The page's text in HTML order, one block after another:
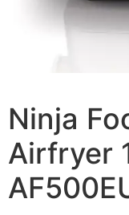
Ninja
Airfryer